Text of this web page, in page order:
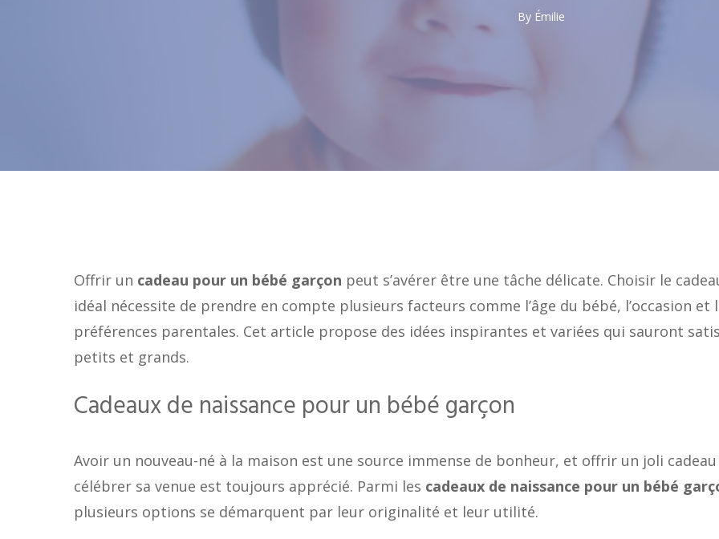
By Émilie
Offrir un cadeau pour un bébé garçon peut s’avérer être une tâche délicate. Choisir le
idéal nécessite de prendre en compte plusieurs facteurs comme l’âge du bébé, l’occasion et
préférences parentales. Cet article propose des idées inspirantes et variées qui sauront
petits et grands.
Cadeaux de naissance pour un bébé garçon
Avoir un nouveau-né à la maison est une source immense de bonheur, et offrir un joli
célébrer sa venue est toujours apprécié. Parmi les cadeaux de naissance pour un bébé
plusieurs options se démarquent par leur originalité et leur utilité.